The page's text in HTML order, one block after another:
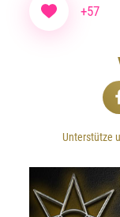
+57
Unterstütze